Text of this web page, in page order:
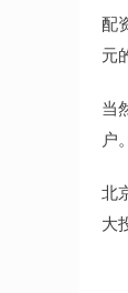
配
元
当
户
北
大